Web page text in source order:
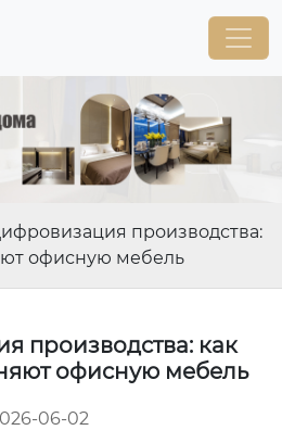
производства:
офисную мебель
производства: как
офисную мебель
06-02